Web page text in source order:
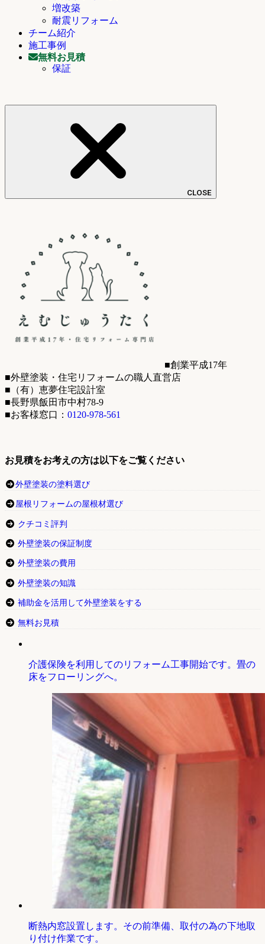
増改築
耐震リフォーム
チーム紹介
施工事例
無料お見積
保証
CLOSE
■創業平成17年
■外壁塗装・住宅リフォームの職人直営店
■（有）恵夢住宅設計室
■長野県飯田市中村78-9
■お客様窓口： 0120-978-561
お見積をお考えの方は以下をご覧ください
外壁塗装の塗料選び
屋根リフォームの屋根材選び
クチコミ評判
外壁塗装の保証制度
外壁塗装の費用
外壁塗装の知識
補助金を活用して外壁塗装をする
無料お見積
介護保険を利用してのリフォーム工事開始です。畳の
床をフローリングへ。
断熱内窓設置します。その前準備、取付の為の下地取
り付け作業です。